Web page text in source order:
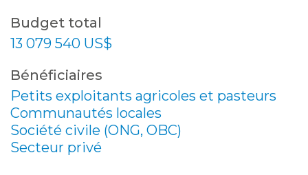
Budget total
13 079 540 US$
Bénéficiaires
Petits exploitants agricoles et pasteurs
Communautés locales
Société civile (ONG, OBC)
Secteur privé